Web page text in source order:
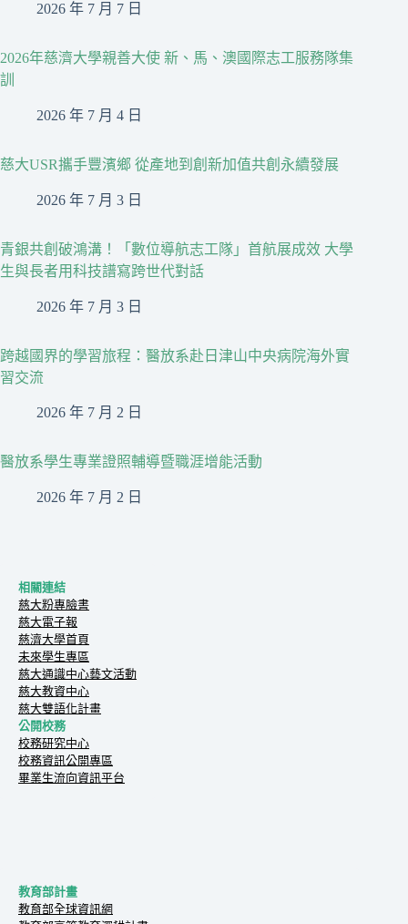
2026 年 7 月 7 日
2026年慈濟大學親善大使 新、馬、澳國際志工服務隊集
訓
2026 年 7 月 4 日
慈大USR攜手豐濱鄉 從產地到創新加值共創永續發展
2026 年 7 月 3 日
青銀共創破鴻溝！「數位導航志工隊」首航展成效 大學
生與長者用科技譜寫跨世代對話
2026 年 7 月 3 日
跨越國界的學習旅程：醫放系赴日津山中央病院海外實
習交流
2026 年 7 月 2 日
醫放系學生專業證照輔導暨職涯增能活動
2026 年 7 月 2 日
相關連結
慈大粉專臉書
慈大電子報
慈濟大學首頁
未來學生專區
慈大通識中心藝文活動
慈大教資中心
慈大雙語化計畫
公開校務
校務研究中心
校務資訊公開專區
畢業生流向資訊平台
教育部計畫
教育部全球資訊網